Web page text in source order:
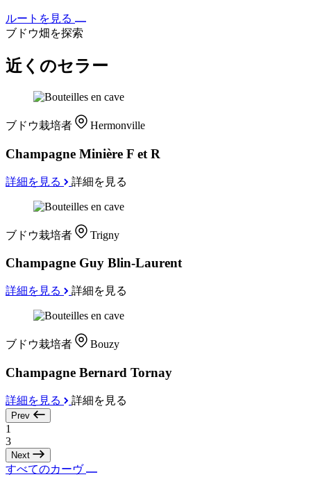
ルートを見る
ブドウ畑を探索
近くのセラー
ブドウ栽培者 Hermonville
Champagne Minière F et R
詳細を見る 詳細を見る
ブドウ栽培者 Trigny
Champagne Guy Blin-Laurent
詳細を見る 詳細を見る
ブドウ栽培者 Bouzy
Champagne Bernard Tornay
詳細を見る 詳細を見る
Prev
1
3
Next
すべてのカーヴ